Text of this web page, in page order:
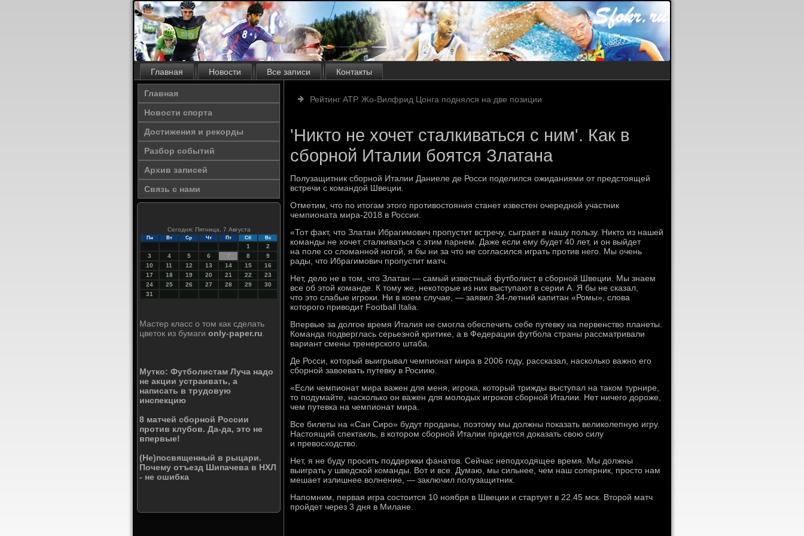
Главная Новости Все записи Контакты
Главная
Новости спорта
Достижения и рекорды
Разбор событий
Архив записей
Связь с нами
Сегодня: Пятница, 7 Августа
Пн Вт Ср Чт Пт Сб Вс
1
2
3
4 5 6 7 8
9
10
11 12 13 14 15
16
17
18 19 20 21 22
23
24
25 26 27 28 29
30
31
Мастер класс о том как сделать
цветок из бумаги only-paper.ru
Мутко: Футболистам Луча надо
не акции устраивать, а
написать в трудовую
инспекцию
8 матчей сборной России
против клубов. Да-да, это не
впервые!
(Не)посвященный в рыцари.
Почему отъезд Шипачева в НХЛ
- не ошибка
Рейтинг АТР. Жо-Вилфрид Цонга поднялся на две позиции
'Никто не хочет сталкиваться с ним'. Как в
сборной Италии боятся Златана
Полузащитник сборной Италии Даниеле де Росси поделился ожиданиями от предстоящей
встречи с командой Швеции.
Отметим, что по итогам этого противостояния станет известен очередной участник
чемпионата мира-2018 в России.
«Тот факт, что Златан Ибрагимович пропустит встречу, сыграет в нашу пользу. Никто из нашей
команды не хочет сталкиваться с этим парнем. Даже если ему будет 40 лет, и он выйдет
на поле со сломанной ногой, я бы ни за что не согласился играть против него. Мы очень
рады, что Ибрагимович пропустит матч.
Нет, дело не в том, что Златан — самый известный футболист в сборной Швеции. Мы знаем
все об этой команде. К тому же, некоторые из них выступают в серии А. Я бы не сказал,
что это слабые игроки. Ни в коем случае, — заявил 34-летний капитан «Ромы», слова
которого приводит Football Italia.
Впервые за долгое время Италия не смогла обеспечить себе путевку на первенство планеты.
Команда подверглась серьезной критике, а в Федерации футбола страны рассматривали
вариант смены тренерского штаба.
Де Росси, который выигрывал чемпионат мира в 2006 году, рассказал, насколько важно его
сборной завоевать путевку в Росиию.
«Если чемпионат мира важен для меня, игрока, который трижды выступал на таком турнире,
то подумайте, насколько он важен для молодых игроков сборной Италии. Нет ничего дороже,
чем путевка на чемпионат мира.
Все билеты на «Сан Сиро» будут проданы, поэтому мы должны показать великолепную игру.
Настоящий спектакль, в котором сборной Италии придется доказать свою силу
и превосходство.
Нет, я не буду просить поддержки фанатов. Сейчас неподходящее время. Мы должны
выиграть у шведской команды. Вот и все. Думаю, мы сильнее, чем наш соперник, просто нам
мешает излишнее волнение, — заключил полузащитник.
Напомним, первая игра состоится 10 ноября в Швеции и стартует в 22.45 мск. Второй матч
пройдет через 3 дня в Милане.